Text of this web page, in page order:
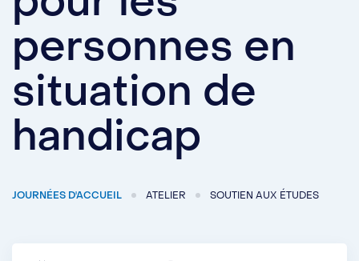
personnes en
situation de
handicap
JOURNÉES D'ACCUEIL ATELIER SOUTIEN AUX ÉTUDES